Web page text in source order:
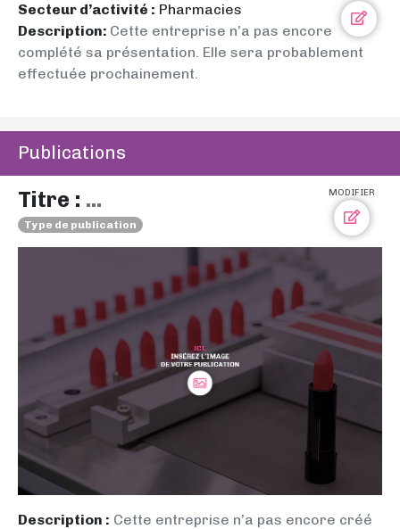
Secteur d’activité : Pharmacies
Description: Cette entreprise n’a pas encore
complété sa présentation. Elle sera probablement
effectuée prochainement.
Publications
MODIFIER
Titre : ...
Type de publication
Description : Cette entreprise n’a pas encore créé